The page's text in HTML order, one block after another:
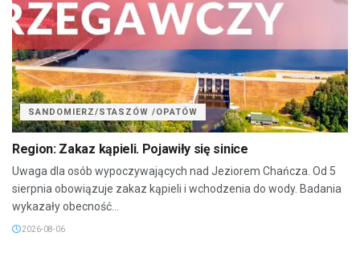
SANDOMIERZ/STASZÓW /OPATÓW
Region: Zakaz kąpieli. Pojawiły się sinice
Uwaga dla osób wypoczywających nad Jeziorem Chańcza. Od 5
sierpnia obowiązuje zakaz kąpieli i wchodzenia do wody. Badania
wykazały obecność...
2026-08-06